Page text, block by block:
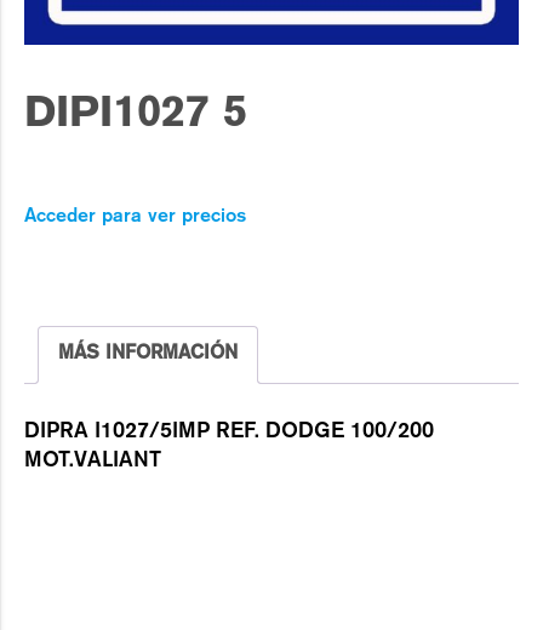
DIPI1027 5
Acceder para ver precios
MÁS INFORMACIÓN
DIPRA I1027/5IMP REF. DODGE 100/200
MOT.VALIANT